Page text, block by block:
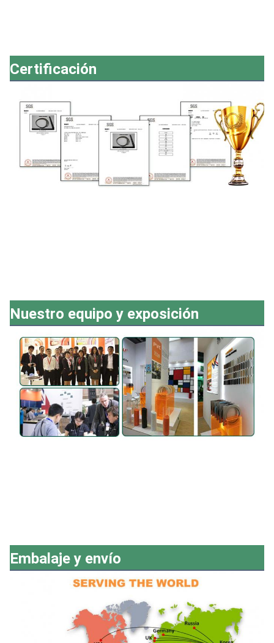
Certificación
Nuestro equipo y exposición
Embalaje y envío